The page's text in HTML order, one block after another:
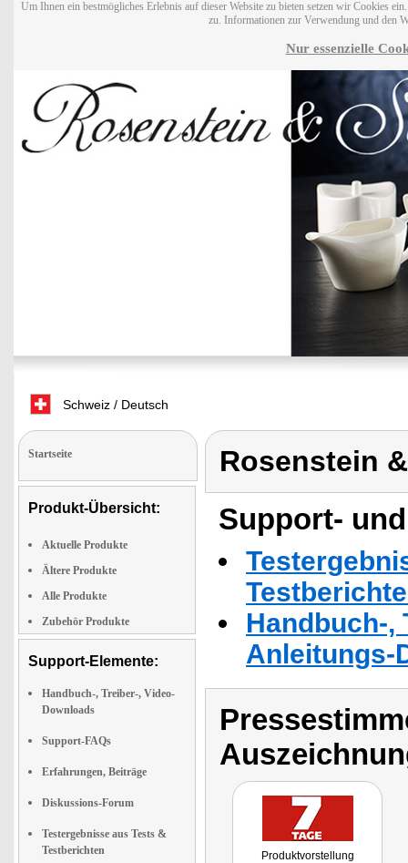
Um Ihnen ein bestmögliches Erlebnis auf dieser Website zu bieten setzen wir Cookies
zu. Informationen zur Verwendung und den
Nur essenzielle
Schweiz / Deutsch
Startseite
Produkt-Übersicht:
Aktuelle Produkte
Ältere Produkte
Alle Produkte
Zubehör Produkte
Support-Elemente:
Handbuch-, Treiber-, Video-
Downloads
Support-FAQs
Erfahrungen, Beiträge
Diskussions-Forum
Testergebnisse aus Tests &
Testberichten
Rosenstein
Support-
Handbuch-,
Anleitungs-
Produktvorstellung